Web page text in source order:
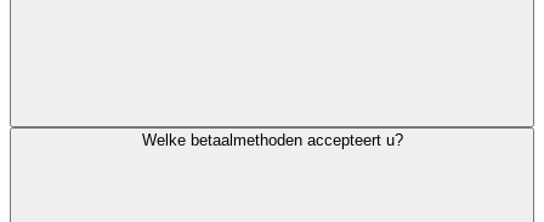
Welke betaalmethoden accepteert u?